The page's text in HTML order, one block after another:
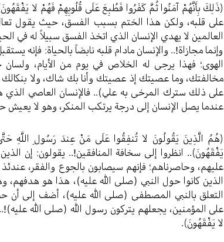
﴿ذَلِكَ بِأَنَّهُمْ آمَنُوا ثُمَّ كَفَرُوا فَطُبِعَ عَلَى قُلُوبِهِمْ فَهُمْ لا
على قلبه، ولكن هذا الختم بسبب الفسق، حيث يقول
العالمين لا يهدي الإنسان الذي اتخذ الفسق سبيلاً له في
وإنما مجازاة!.. والإنسان مادام قلبه نابضاً بالحياة: فإنه
الهوى؛ فهذا يرجى له الخلاص في يوم من الأيام،
مخالفتك، وما عصيتك إذ عصيتك وأنا بك شاك، ولا
على ذلك سترك المرخى به علي).. فالإنسان العاصي الذي
عندما يصل الإنسان إلى درجة يرتكب المنكر، وهو لا يعيش
﴿هُمُ الَّذِينَ يَقُولُونَ لا تُنفِقُوا عَلَى مَنْ عِندَ رَسُولِ اللَّهِ
يَفْقَهُونَ﴾.. انظروا إلى سخافة المنافقين!.. يقولون: إن
عليهم، وحاصرناهم؛ فإنهم سيصابون بالجوع والفقر،
الذين كانوا حول النبي (صلی الله عليه)، هذا هو
التعلق بالنبي المصطفى (صلی الله عليه)، أضف إلى أن
على المؤمنين، يجعلهم يتركون رسول الله (صلی الله
لا يَفْقَهُونَ﴾.